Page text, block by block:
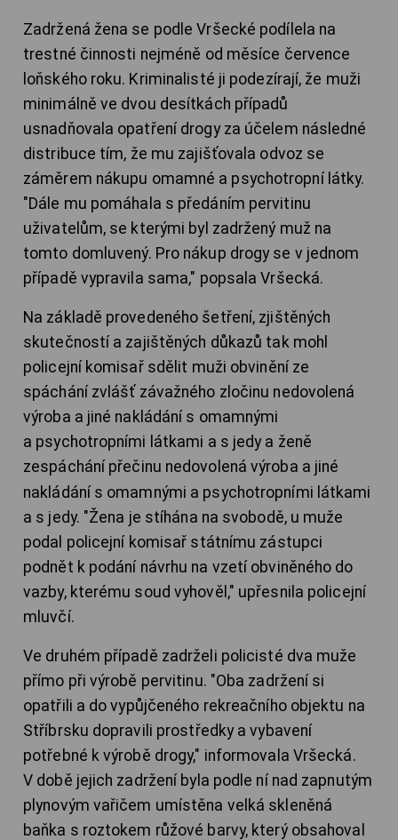
Zadržená žena se podle Vršecké podílela na
trestné činnosti nejméně od měsíce července
loňského roku. Kriminalisté ji podezírají, že muži
minimálně ve dvou desítkách případů
usnadňovala opatření drogy za účelem následné
distribuce tím, že mu zajišťovala odvoz se
záměrem nákupu omamné a psychotropní látky.
"Dále mu pomáhala s předáním pervitinu
uživatelům, se kterými byl zadržený muž na
tomto domluvený. Pro nákup drogy se v jednom
případě vypravila sama," popsala Vršecká.
Na základě provedeného šetření, zjištěných
skutečností a zajištěných důkazů tak mohl
policejní komisař sdělit muži obvinění ze
spáchání zvlášť závažného zločinu nedovolená
výroba a jiné nakládání s omamnými
a psychotropními látkami a s jedy a ženě
zespáchání přečinu nedovolená výroba a jiné
nakládání s omamnými a psychotropními látkami
a s jedy. "Žena je stíhána na svobodě, u muže
podal policejní komisař státnímu zástupci
podnět k podání návrhu na vzetí obviněného do
vazby, kterému soud vyhověl," upřesnila policejní
mluvčí.
Ve druhém případě zadrželi policisté dva muže
přímo při výrobě pervitinu. "Oba zadržení si
opatřili a do vypůjčeného rekreačního objektu na
Stříbrsku dopravili prostředky a vybavení
potřebné k výrobě drogy," informovala Vršecká.
V době jejich zadržení byla podle ní nad zapnutým
plynovým vařičem umístěna velká skleněná
baňka s roztokem růžové barvy, který obsahoval